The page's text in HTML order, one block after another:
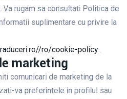
rugam sa consultati Politica de
suplimentare cu privire la
ro/cookie-policy .
marketing
comunicari de marketing de la
va preferintele in profilul sau